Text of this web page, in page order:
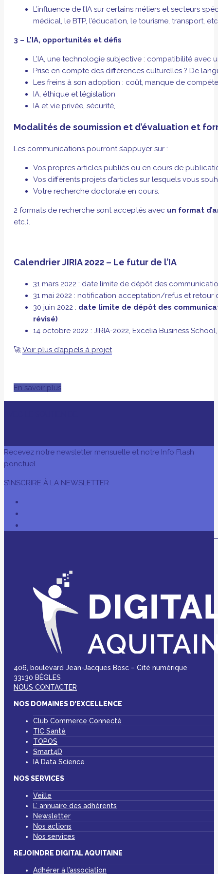
L’influence de l’IA sur certains métiers et secteurs
médical, le BTP, l’éducation, le tourisme, transport,
3 – L’IA, opportunités et défis
L’IA, une technologie subjective : compatibilité avec
Prise en compte des différences culturelles ? De
Les freins à son adoption : coût, manque de
IA, éthique et législation
IA et vie privée, sécurité, …
Modalités de soumission et d’évaluation et
Les communications pourront s’appuyer sur :
Vos propres articles publiés ou en cours de
Vos différents projets d’articles sur lesquels vous
Votre recherche doctorale en cours.
2 formats de recherche sont acceptés avec un format
etc.).
Calendrier JIRIA 2022 – Le futur de l’IA
31 mars 2022 : date limite de dépôt des
31 mai 2022 : notification acceptation/refus et retour
30 juin 2022 : date limite de dépôt des
révisé)
14 octobre 2022 : JIRIA-2022, Excelia Business
🚀Voir plus d’appels à projet
En savoir plus
Recevez notre newsletter mensuelle et notre Info Flash
ponctuel
S’INSCRIRE À LA NEWSLETTER
406, boulevard Jean-Jacques Bosc – Cité numérique
33130 BÈGLES
NOUS CONTACTER
NOS DOMAINES D’EXCELLENCE
Club Commerce Connecté
TIC Santé
TOPOS
Smart4D
IA Data Science
NOS SERVICES
Veille
L’ annuaire des adhérents
Newsletter
Nos actions
Nos services
REJOINDRE DIGITAL AQUITAINE
Adhérer à l’association